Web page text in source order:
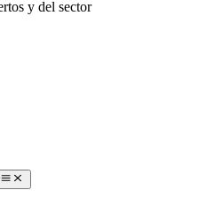
y del sector